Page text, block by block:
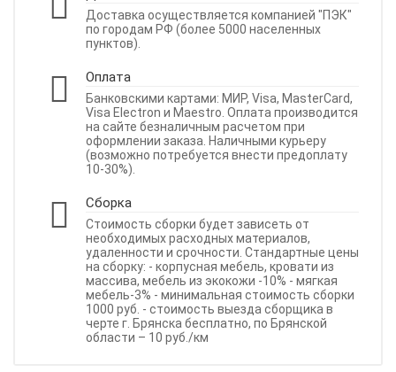
Доставка осуществляется компанией "ПЭК"
по городам РФ (более 5000 населенных
пунктов).
Оплата
Банковскими картами: МИР, Visa, MasterCard,
Visa Electron и Maestro. Оплата производится
на сайте безналичным расчетом при
оформлении заказа. Наличными курьеру
(возможно потребуется внести предоплату
10-30%).
Сборка
Стоимость сборки будет зависеть от
необходимых расходных материалов,
удаленности и срочности. Стандартные цены
на сборку: - корпусная мебель, кровати из
массива, мебель из экокожи -10% - мягкая
мебель-3% - минимальная стоимость сборки
1000 руб. - стоимость выезда сборщика в
черте г. Брянска бесплатно, по Брянской
области – 10 руб./км